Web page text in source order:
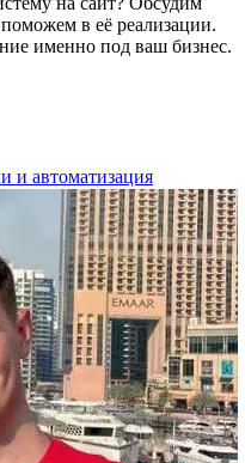
в её реализации.
именно под ваш бизнес.
и автоматизация